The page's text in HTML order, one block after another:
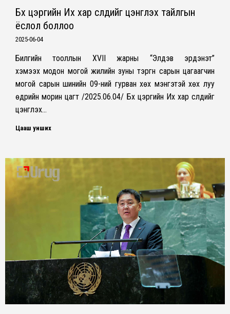
Бүх цэргийн Их хар сүлдийг цэнгүүлэх тайлгын
ёслол боллоо
2025-06-04
Билгийн тооллын XVII жарны “Элдэв эрдэнэт”
хэмээх модон могой жилийн зуны тэргүүн сарын цагаагчин
могой сарын шинийн 09-ний гурван хөх мэнгэтэй хөх луу
өдрийн морин цагт /2025.06.04/ Бүх цэргийн Их хар сүлдийг
цэнгүүлэх…
Цааш унших